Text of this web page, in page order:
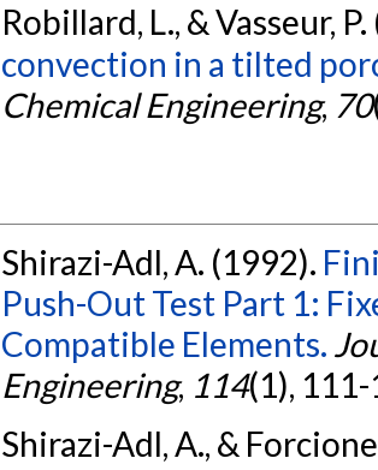
Robillard, L., & Vasseur,
convection in a tilted
Chemical Engineering, 70
Shirazi-Adl, A. (1992).
Push-Out Test Part 1:
Compatible Elements.
Engineering, 114(1),
Shirazi-Adl, A., &